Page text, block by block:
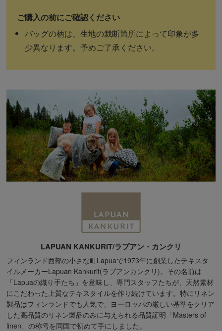
バッグの柄は、生地の裁断箇所によって印象が多
少異なります。予めご了承ください。
LAPUAN KANKURIT/ラプアン・カンクリ
フィンランド西部の小さな町Lapuaで1973年に創業したテキスタ
イルメーカーLapuan Kankurit(ラプアンカンクリ)。その名前は
「Lapuaの織り手たち」を意味し、専門スタッフたちが、天然素材
にこだわった上質なテキスタイルを作り続けています。特にリネン
製品はフィンランドでも人気で、ヨーロッパの厳しい基準をクリア
した高品質のリネン製品のみに与えられる品質証明「Masters of
linen」の称号を同国で初めて手にしました。